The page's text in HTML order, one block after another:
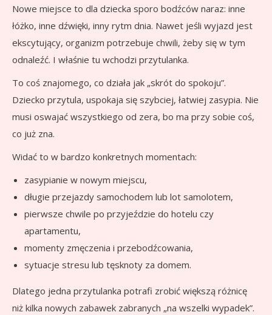
Nowe miejsce to dla dziecka sporo bodźców naraz: inne
łóżko, inne dźwięki, inny rytm dnia. Nawet jeśli wyjazd jest
ekscytujący, organizm potrzebuje chwili, żeby się w tym
odnaleźć. I właśnie tu wchodzi przytulanka.
To coś znajomego, co działa jak „skrót do spokoju”.
Dziecko przytula, uspokaja się szybciej, łatwiej zasypia. Nie
musi oswajać wszystkiego od zera, bo ma przy sobie coś,
co już zna.
Widać to w bardzo konkretnych momentach:
zasypianie w nowym miejscu,
długie przejazdy samochodem lub lot samolotem,
pierwsze chwile po przyjeździe do hotelu czy
apartamentu,
momenty zmęczenia i przebodźcowania,
sytuacje stresu lub tęsknoty za domem.
Dlatego jedna przytulanka potrafi zrobić większą różnicę
niż kilka nowych zabawek zabranych „na wszelki wypadek”.